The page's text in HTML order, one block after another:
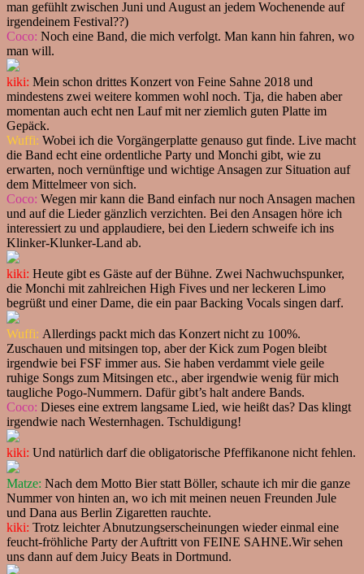
man gefühlt zwischen Juni und August an jedem Wochenende auf
irgendeinem Festival??)
Coco: Noch eine Band, die mich verfolgt. Man kann hin fahren, wo
man will.
kiki: Mein schon drittes Konzert von Feine Sahne 2018 und
mindestens zwei weitere kommen wohl noch. Tja, die haben aber
momentan auch echt nen Lauf mit ner ziemlich guten Platte im
Gepäck.
Wuffi: Wobei ich die Vorgängerplatte genauso gut finde. Live macht
die Band echt eine ordentliche Party und Monchi gibt, wie zu
erwarten, noch vernünftige und wichtige Ansagen zur Situation auf
dem Mittelmeer von sich.
Coco: Wegen mir kann die Band einfach nur noch Ansagen machen
und auf die Lieder gänzlich verzichten. Bei den Ansagen höre ich
interessiert zu und applaudiere, bei den Liedern schweife ich ins
Klinker-Klunker-Land ab.
kiki: Heute gibt es Gäste auf der Bühne. Zwei Nachwuchspunker,
die Monchi mit zahlreichen High Fives und ner leckeren Limo
begrüßt und einer Dame, die ein paar Backing Vocals singen darf.
Wuffi: Allerdings packt mich das Konzert nicht zu 100%.
Zuschauen und mitsingen top, aber der Kick zum Pogen bleibt
irgendwie bei FSF immer aus. Sie haben verdammt viele geile
ruhige Songs zum Mitsingen etc., aber irgendwie wenig für mich
taugliche Pogo-Nummern. Dafür gibt’s halt andere Bands.
Coco: Dieses eine extrem langsame Lied, wie heißt das? Das klingt
irgendwie nach Westernhagen. Tschuldigung!
kiki: Und natürlich darf die obligatorische Pfeffikanone nicht fehlen.
Matze: Nach dem Motto Bier statt Böller, schaute ich mir die ganze
Nummer von hinten an, wo ich mit meinen neuen Freunden Jule
und Dana aus Berlin Zigaretten rauchte.
kiki: Trotz leichter Abnutzungserscheinungen wieder einmal eine
feucht-fröhliche Party der Auftritt von FEINE SAHNE.Wir sehen
uns dann auf dem Juicy Beats in Dortmund.